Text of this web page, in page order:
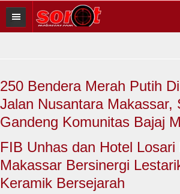
250 Bendera Merah Putih
Jalan Nusantara Makassar,
Gandeng Komunitas Bajaj
FIB Unhas dan Hotel Losari
Makassar Bersinergi
Keramik Bersejarah